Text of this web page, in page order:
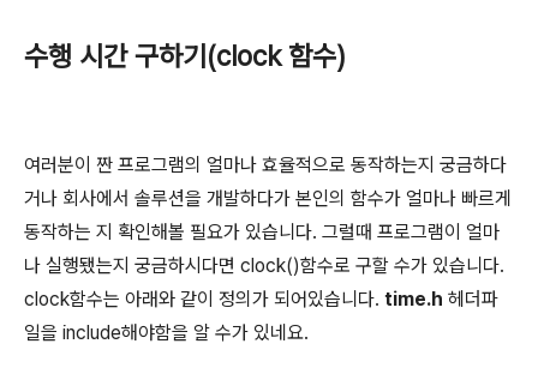
수행 시간 구하기(clock 함수)
여러분이 짠 프로그램의 얼마나 효율적으로 동작하는지 궁금하다
거나 회사에서 솔루션을 개발하다가 본인의 함수가 얼마나 빠르게
동작하는 지 확인해볼 필요가 있습니다. 그럴때 프로그램이 얼마
나 실행됐는지 궁금하시다면 clock()함수로 구할 수가 있습니다.
clock함수는 아래와 같이 정의가 되어있습니다. time.h 헤더파
일을 include해야함을 알 수가 있네요.